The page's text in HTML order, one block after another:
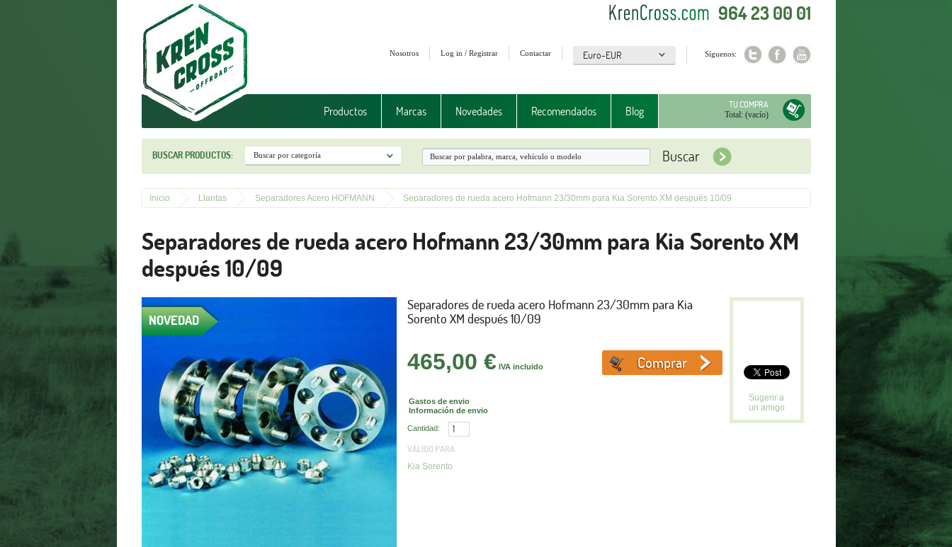
964 23 00 01
Síguenos:
Contactar
Log in / Registrar
Nosotros
TU COMPRA
Total: (vacío)
Productos Marcas Novedades Recomendados Blog
BUSCAR PRODUCTOS:
Inicio Llantas Separadores Acero HOFMANN Separadores de rueda acero Hofmann 23/30mm para Kia Sorento XM después 10/09
Separadores de rueda acero Hofmann 23/30mm para Kia Sorento XM
después 10/09
NOVEDAD
Separadores de rueda acero Hofmann 23/30mm para Kia
Sorento XM después 10/09
465,00 € IVA incluido
Gastos de envio
Información de envio
Cantidad:
Sugerir a
un amigo
VÁLIDO PARA
Kia Sorento